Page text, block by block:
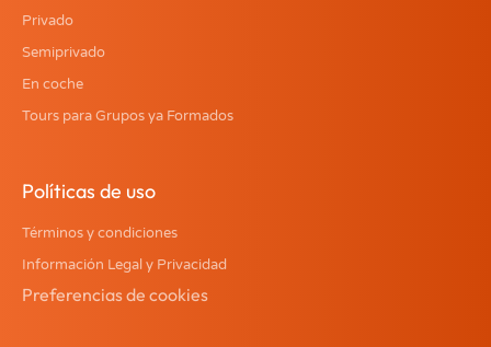
Privado
Semiprivado
En coche
Tours para Grupos ya Formados
Políticas de uso
Términos y condiciones
Información Legal y Privacidad
Preferencias de cookies